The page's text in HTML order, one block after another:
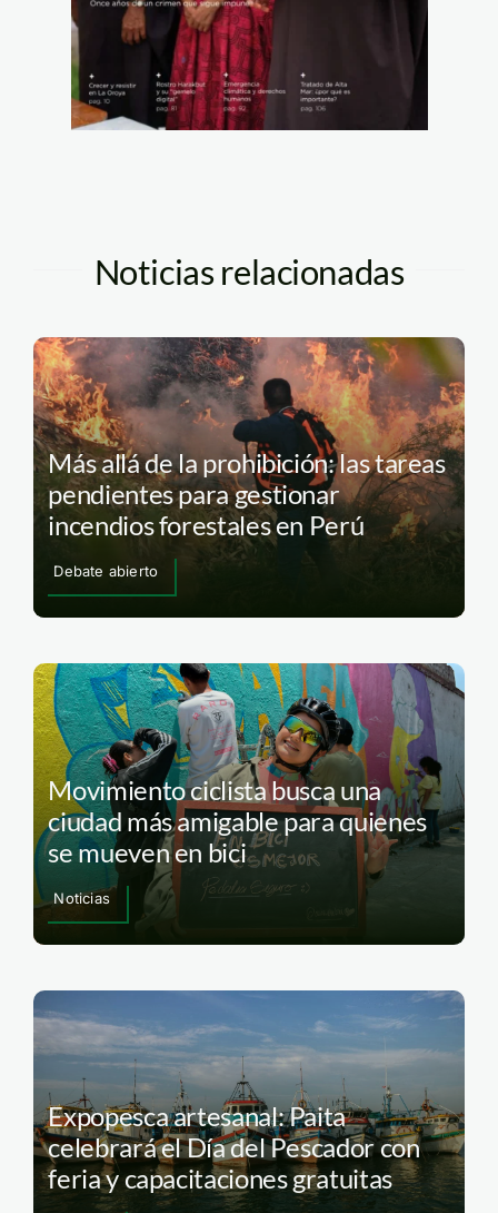
Noticias relacionadas
Más allá de la prohibición: las tareas
pendientes para gestionar
incendios forestales en Perú
Debate abierto
Movimiento ciclista busca una
ciudad más amigable para quienes
se mueven en bici
Noticias
Expopesca artesanal: Paita
celebrará el Día del Pescador con
feria y capacitaciones gratuitas